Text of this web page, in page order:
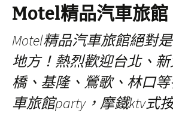
Motel精品汽車旅館
Motel精品汽車旅館絕對
地方！熱烈歡迎台北、
橋、基隆、鶯歌、林口
車旅館party，摩鐵ktv式